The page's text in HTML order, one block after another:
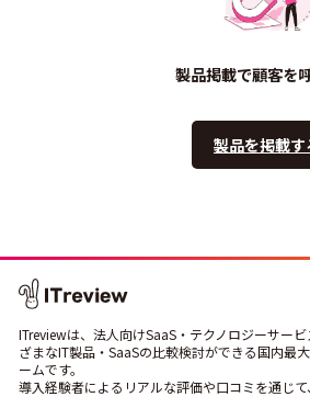
製品掲載で顧客を
製品を掲載す
ITreviewは、法人向けSaaS・テクノロジーサー
ざまなIT製品・SaaSの比較検討ができる国内最
ームです。
導入経験者によるリアルな評価や口コミを通じて